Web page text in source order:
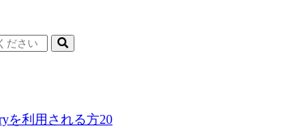
を利用される方20